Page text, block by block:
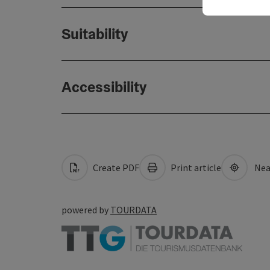
Suitability
Accessibility
Create PDF Print article
powered by TOURDATA